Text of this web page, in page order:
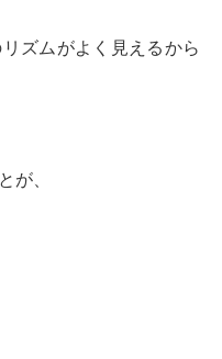
ズムがよく見えるから
が、